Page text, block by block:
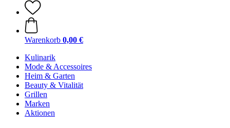
Warenkorb 0,00 €
Kulinarik
Mode & Accessoires
Heim & Garten
Beauty & Vitalität
Grillen
Marken
Aktionen